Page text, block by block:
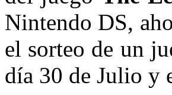
Nintendo DS,
el sorteo de un
día 30 de Julio y